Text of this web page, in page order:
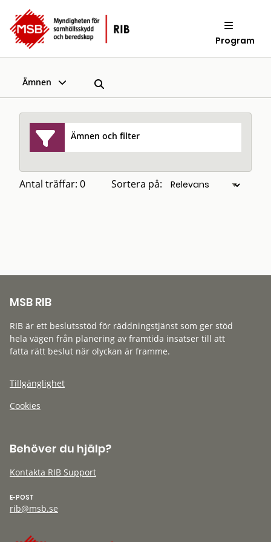
Program
Ämnen
Ämnen och filter
Antal träffar: 0 Sortera på:
MSB RIB
RIB är ett beslutsstöd för räddningstjänst som ger stöd
hela vägen från planering av framtida insatser till att
fatta rätt beslut när olyckan är framme.
Tillgänglighet
Cookies
Behöver du hjälp?
Kontakta RIB Support
E-POST
rib@msb.se